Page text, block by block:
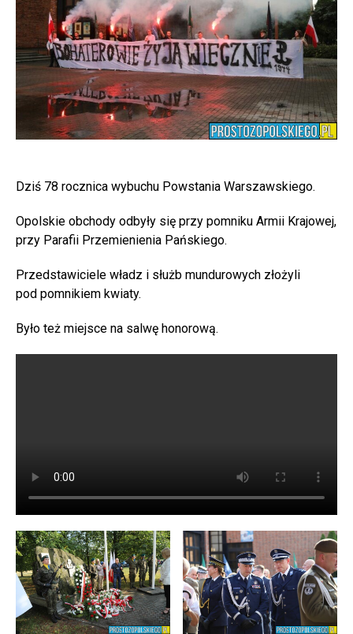
Dziś 78 rocznica wybuchu Powstania Warszawskiego.
Opolskie obchody odbyły się przy pomniku Armii Krajowej,
przy Parafii Przemienienia Pańskiego.
Przedstawiciele władz i służb mundurowych złożyli
pod pomnikiem kwiaty.
Było też miejsce na salwę honorową.